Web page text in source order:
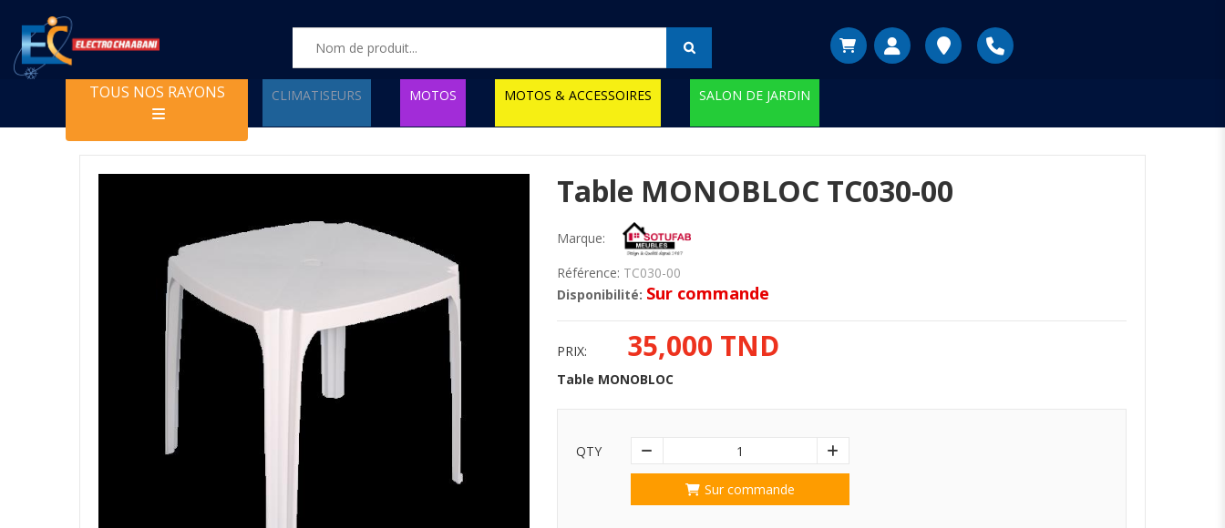
TOUS NOS RAYONS CLIMATISEURS MOTOS MOTOS & ACCESSOIRES SALON DE JARDIN
Table MONOBLOC TC030-00
Marque:
Référence: TC030-00
Disponibilité: Sur commande
PRIX: 35,000 TND
Table MONOBLOC
QTY 1
Sur commande